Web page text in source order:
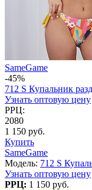
SameGame
-45%
712 S Купальник
Узнать оптовую цену
РРЦ:
2080
1 150 руб.
Купить
SameGame
Модель: 712 S
Узнать оптовую цену
РРЦ: 1 150 руб.